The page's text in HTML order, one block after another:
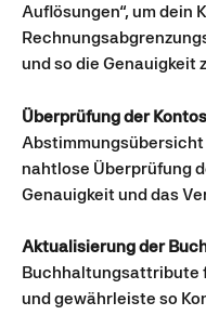
Auflösungen“, um dein
und so die Genauigkeit
Überprüfung der
nahtlose Überprüfung
Genauigkeit und das
Aktualisierung der
Buchhaltungsattribute
und gewährleiste so